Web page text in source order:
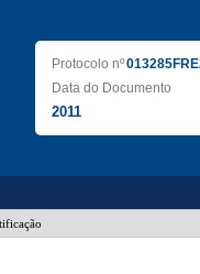
Protocolo nº
Data do Documento
2011